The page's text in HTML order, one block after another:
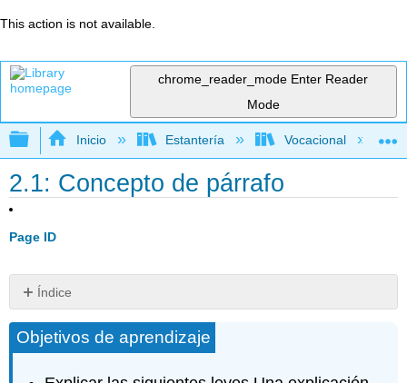
This action is not available.
chrome_reader_mode Enter Reader
Mode
Expandir/contraer jerarquía global
Inicio Estantería Vocacional
2.1: Concepto de párrafo
Page ID
Índice
de
palabras
Mostrar/ocultar
Objetivos de aprendizaje